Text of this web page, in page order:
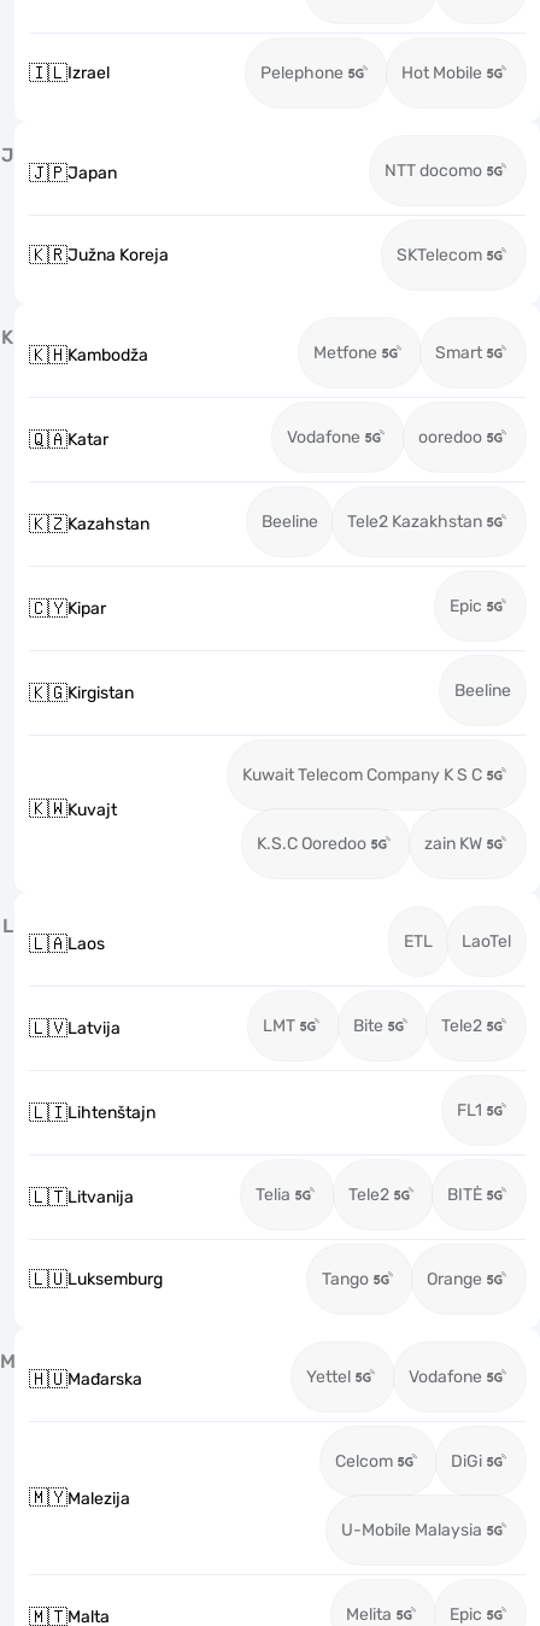
🇮🇱Izrael Pelephone Hot Mobile
J
🇯🇵Japan NTT docomo
🇰🇷Južna Koreja SKTelecom
K
🇰🇭Kambodža Metfone Smart
🇶🇦Katar Vodafone ooredoo
🇰🇿Kazahstan Beeline Tele2 Kazakhstan
🇨🇾Kipar Epic
🇰🇬Kirgistan Beeline
🇰🇼Kuvajt
Kuwait Telecom Company K S C
K.S.C Ooredoo zain KW
L
🇱🇦Laos ETL LaoTel
🇱🇻Latvija LMT Bite Tele2
🇱🇮Lihtenštajn FL1
🇱🇹Litvanija Telia Tele2 BITĖ
🇱🇺Luksemburg Tango Orange
M
🇭🇺Mađarska Yettel Vodafone
🇲🇾Malezija
Celcom DiGi
U-Mobile Malaysia
🇲🇹Malta Melita Epic